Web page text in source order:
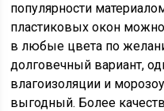
популярности
пластиковых окон
в любые цвета по
долговечный вариант,
влагоизоляции и
выгодный. Более